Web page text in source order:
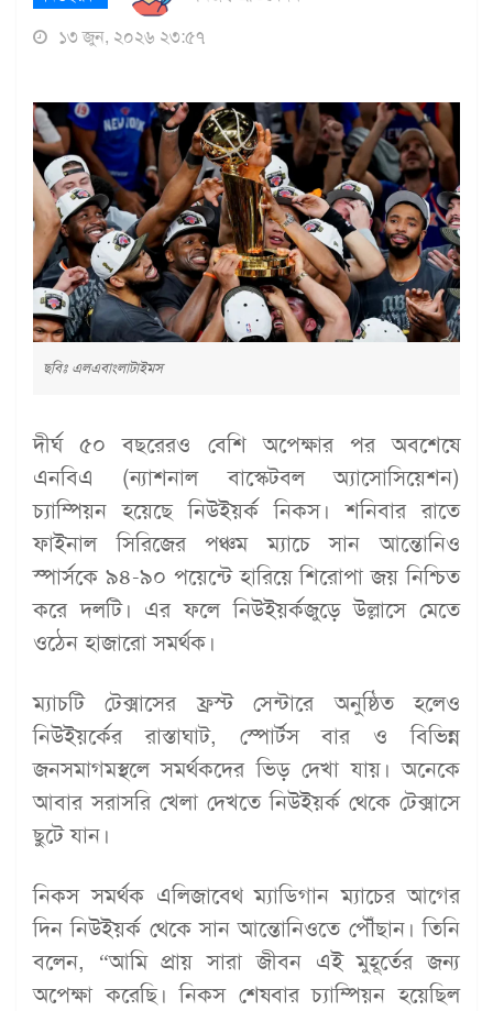
১৩ জুন, ২০২৬ ২৩:৫৭
ছবিঃ এলএবাংলাটাইমস
দীর্ঘ ৫০ বছরেরও বেশি অপেক্ষার পর অবশেষে
এনবিএ (ন্যাশনাল বাস্কেটবল অ্যাসোসিয়েশন)
চ্যাম্পিয়ন হয়েছে নিউইয়র্ক নিকস। শনিবার রাতে
ফাইনাল সিরিজের পঞ্চম ম্যাচে সান আন্তোনিও
স্পার্সকে ৯৪-৯০ পয়েন্টে হারিয়ে শিরোপা জয় নিশ্চিত
করে দলটি। এর ফলে নিউইয়র্কজুড়ে উল্লাসে মেতে
ওঠেন হাজারো সমর্থক।
ম্যাচটি টেক্সাসের ফ্রস্ট সেন্টারে অনুষ্ঠিত হলেও
নিউইয়র্কের রাস্তাঘাট, স্পোর্টস বার ও বিভিন্ন
জনসমাগমস্থলে সমর্থকদের ভিড় দেখা যায়। অনেকে
আবার সরাসরি খেলা দেখতে নিউইয়র্ক থেকে টেক্সাসে
ছুটে যান।
নিকস সমর্থক এলিজাবেথ ম্যাডিগান ম্যাচের আগের
দিন নিউইয়র্ক থেকে সান আন্তোনিওতে পৌঁছান। তিনি
বলেন, “আমি প্রায় সারা জীবন এই মুহূর্তের জন্য
অপেক্ষা করেছি। নিকস শেষবার চ্যাম্পিয়ন হয়েছিল